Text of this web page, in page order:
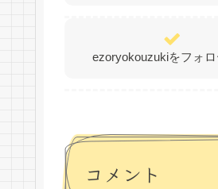
ezoryokouzukiをフォロ
コメント